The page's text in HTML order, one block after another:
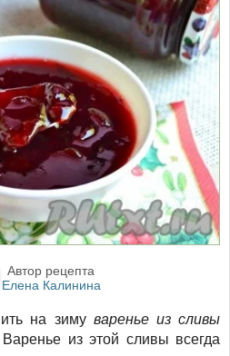
Автор рецепта
Елена Калинина
на зиму варенье из сливы
Варенье из этой сливы всегда